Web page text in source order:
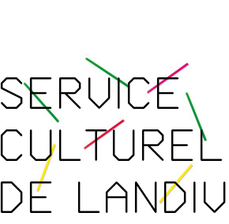
SERVICE
CULTUREL
DE